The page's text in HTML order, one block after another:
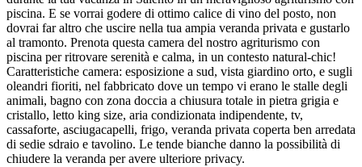
piscina. E se vorrai godere di ottimo calice di vino del posto, non
dovrai far altro che uscire nella tua ampia veranda privata e gustarlo
al tramonto. Prenota questa camera del nostro agriturismo con
piscina per ritrovare serenità e calma, in un contesto natural-chic!
Caratteristiche camera: esposizione a sud, vista giardino orto, e sugli
oleandri fioriti, nel fabbricato dove un tempo vi erano le stalle degli
animali, bagno con zona doccia a chiusura totale in pietra grigia e
cristallo, letto king size, aria condizionata indipendente, tv,
cassaforte, asciugacapelli, frigo, veranda privata coperta ben arredata
di sedie sdraio e tavolino. Le tende bianche danno la possibilità di
chiudere la veranda per avere ulteriore privacy.